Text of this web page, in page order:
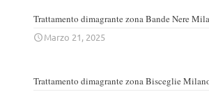
Trattamento dimagrante zona Bande Nere
Marzo 21, 2025
Trattamento dimagrante zona Bisceglie